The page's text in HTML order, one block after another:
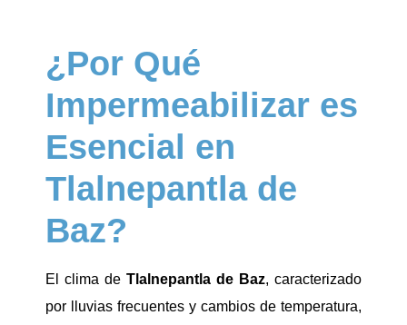
¿Por Qué
Impermeabilizar es
Esencial en
Tlalnepantla de
Baz?
El clima de Tlalnepantla de Baz, caracterizado
por lluvias frecuentes y cambios de temperatura,